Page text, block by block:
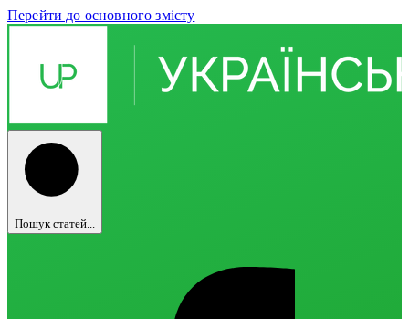
Перейти до основного змісту
Пошук статей...